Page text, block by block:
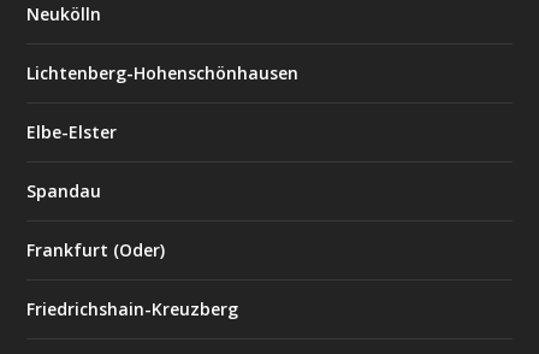
Neukölln
Lichtenberg-Hohenschönhausen
Elbe-Elster
Spandau
Frankfurt (Oder)
Friedrichshain-Kreuzberg